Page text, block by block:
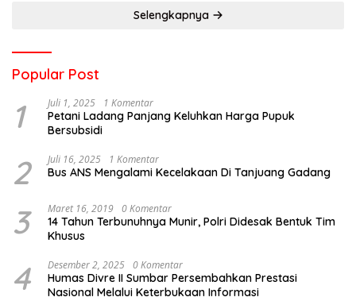
Selengkapnya
Popular Post
1 Juli 1, 2025 1 Komentar
Petani Ladang Panjang Keluhkan Harga Pupuk
Bersubsidi
2 Juli 16, 2025 1 Komentar
Bus ANS Mengalami Kecelakaan Di Tanjuang Gadang
3 Maret 16, 2019 0 Komentar
14 Tahun Terbunuhnya Munir, Polri Didesak Bentuk Tim
Khusus
4 Desember 2, 2025 0 Komentar
Humas Divre II Sumbar Persembahkan Prestasi
Nasional Melalui Keterbukaan Informasi